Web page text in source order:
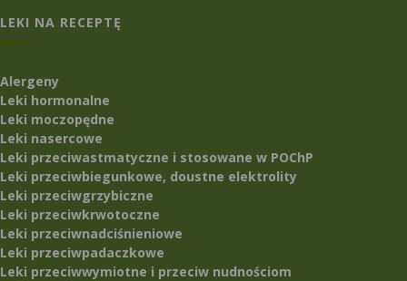
LEKI NA RECEPTĘ
Alergeny
Leki hormonalne
Leki moczopędne
Leki nasercowe
Leki przeciwastmatyczne i stosowane w POChP
Leki przeciwbiegunkowe, doustne elektrolity
Leki przeciwgrzybiczne
Leki przeciwkrwotoczne
Leki przeciwnadciśnieniowe
Leki przeciwpadaczkowe
Leki przeciwwymiotne i przeciw nudnościom